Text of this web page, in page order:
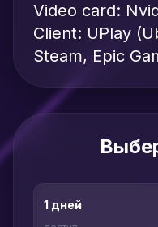
Video card:
Client: UPlay
Steam, Epic
1 дней